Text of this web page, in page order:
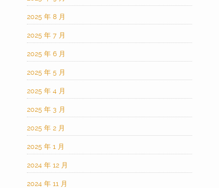
2025 年 8 月
2025 年 7 月
2025 年 6 月
2025 年 5 月
2025 年 4 月
2025 年 3 月
2025 年 2 月
2025 年 1 月
2024 年 12 月
2024 年 11 月